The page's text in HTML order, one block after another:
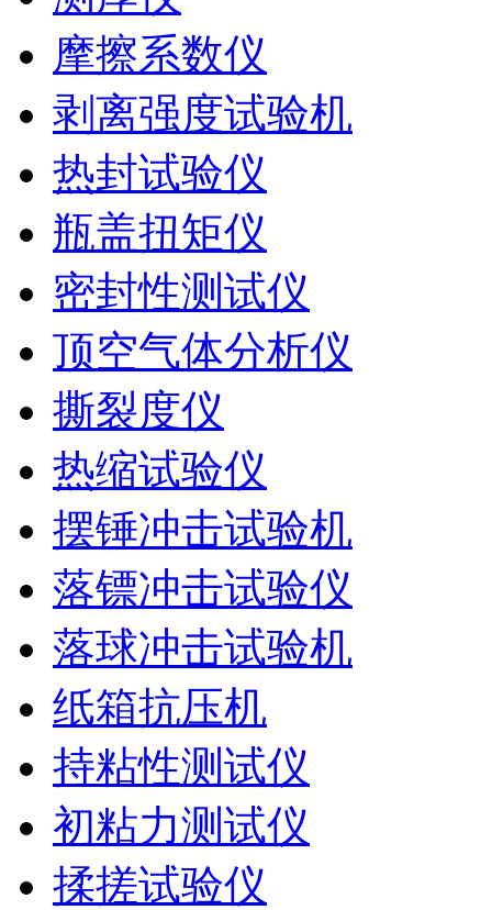
摩擦系数仪
剥离强度试验机
热封试验仪
瓶盖扭矩仪
密封性测试仪
顶空气体分析仪
撕裂度仪
热缩试验仪
摆锤冲击试验机
落镖冲击试验仪
落球冲击试验机
纸箱抗压机
持粘性测试仪
初粘力测试仪
揉搓试验仪